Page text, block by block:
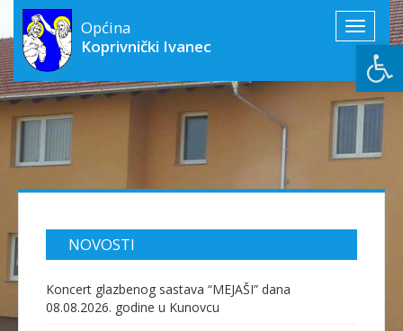
Toggle
Općina
Koprivnički Ivanec
NOVOSTI
Koncert glazbenog sastava “MEJAŠI” dana
08.08.2026. godine u Kunovcu